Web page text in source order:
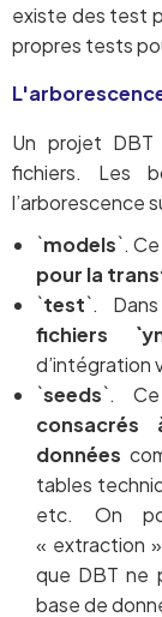
existe des test
propres tests
Un projet DBT
fichiers. Les
l’arborescence
`models`.
pour la
`test`.
fichiers
d’intégration
`seeds`.
données
tables
etc. On
« extraction
que DBT ne
base de